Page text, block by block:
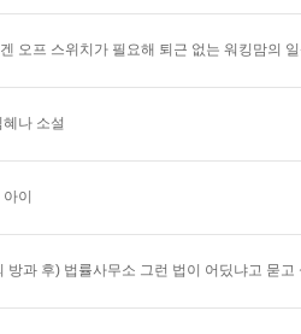
오프 스위치가 필요해 퇴근 없는 워킹맘의
나 소설
이
방과 후) 법률사무소 그런 법이 어딨냐고 묻고